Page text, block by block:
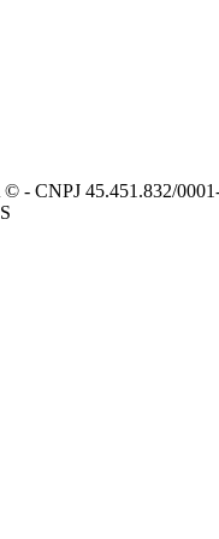
- CNPJ 45.451.832/